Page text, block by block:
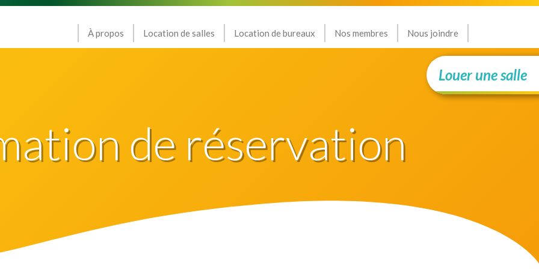
À propos Location de salles Location de bureaux Nos membres Nous joindre
Louer une salle
de réservation